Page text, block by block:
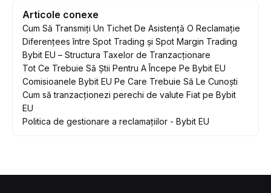
Articole conexe
Cum Să Transmiți Un Tichet De Asistență O Reclamație
Diferențees între Spot Trading și Spot Margin Trading
Bybit EU – Structura Taxelor de Tranzacționare
Tot Ce Trebuie Să Știi Pentru A Începe Pe Bybit EU
Comisioanele Bybit EU Pe Care Trebuie Să Le Cunoști
Cum să tranzacționezi perechi de valute Fiat pe Bybit
EU
Politica de gestionare a reclamațiilor - Bybit EU